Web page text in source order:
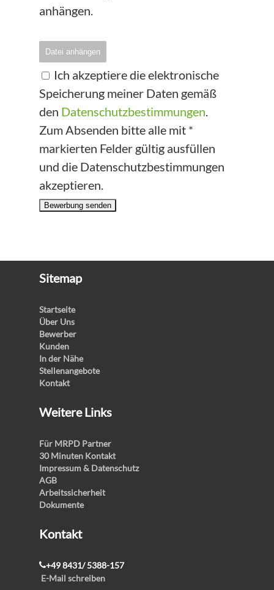
anhängen.
Datei anhängen
Ich akzeptiere die elektronische
Speicherung meiner Daten gemäß
den Datenschutzbestimmungen
Zum Absenden bitte alle mit *
markierten Felder gültig ausfüllen
und die Datenschutzbestimmungen
akzeptieren.
Bewerbung senden
Sitemap
Startseite
Über Uns
Bewerber
Kunden
In der Nähe
Stellenangebote
Kontakt
Weitere Links
Für MRPD Partner
30 Minuten Kontakt
Impressum & Datenschutz
AGB
Arbeitssicherheit
Dokumente
Kontakt
+49 8431/ 5388-157
E-Mail schreiben